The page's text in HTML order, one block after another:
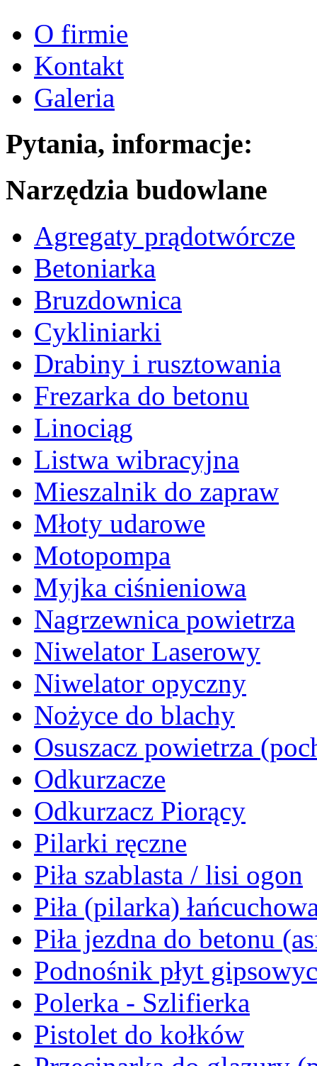
O firmie
Kontakt
Galeria
Pytania, informacje:
Narzędzia budowlane
Agregaty prądotwórcze
Betoniarka
Bruzdownica
Cykliniarki
Drabiny i rusztowania
Frezarka do betonu
Linociąg
Listwa wibracyjna
Mieszalnik do zapraw
Młoty udarowe
Motopompa
Myjka ciśnieniowa
Nagrzewnica powietrza
Niwelator Laserowy
Niwelator opyczny
Nożyce do blachy
Osuszacz powietrza
Odkurzacze
Odkurzacz Piorący
Pilarki ręczne
Piła szablasta / lisi ogon
Piła (pilarka)
Piła jezdna do betonu
Podnośnik płyt
Polerka - Szlifierka
Pistolet do kołków